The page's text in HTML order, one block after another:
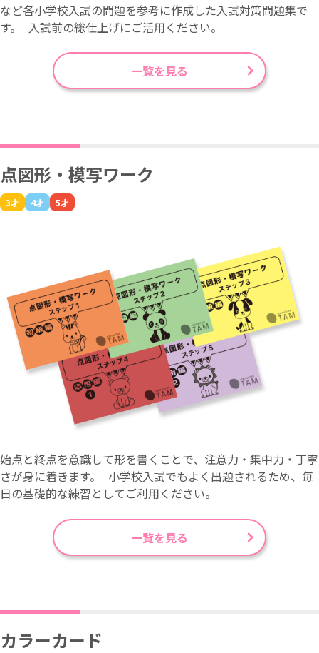
など各小学校入試の問題を参考に作成した入試対策問題集で
す。 入試前の総仕上げにご活用ください。
一覧を見る
点図形・模写ワーク
3才 4才 5才
始点と終点を意識して形を書くことで、注意力・集中力・丁寧
さが身に着きます。 小学校入試でもよく出題されるため、毎
日の基礎的な練習としてご利用ください。
一覧を見る
カラーカード